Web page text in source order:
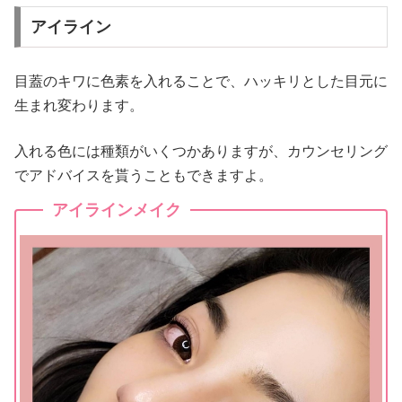
アイライン
目蓋のキワに色素を入れることで、ハッキリとした目元に
生まれ変わります。
入れる色には種類がいくつかありますが、カウンセリング
でアドバイスを貰うこともできますよ。
アイラインメイク